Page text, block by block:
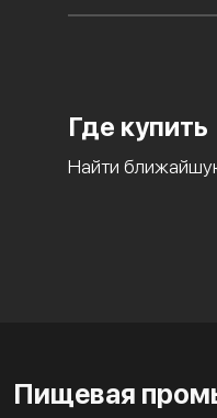
Где купить
Найти
Пищевая